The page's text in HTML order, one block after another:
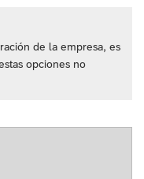
de la empresa, es
opciones no